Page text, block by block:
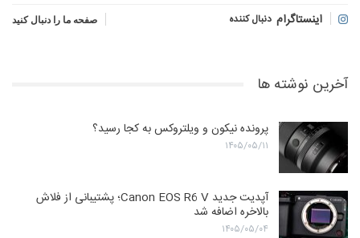
اینستاگرام دنبال کننده صفحه ما را دنبال کنید
آخرین نوشته ها
پرونده نیکون و ویلتروکس به کجا رسید؟
۱۴۰۵/۰۵/۱۱
آپدیت جدید Canon EOS R6 V؛ پشتیبانی از فلاش
بالاخره اضافه شد
۱۴۰۵/۰۵/۰۴